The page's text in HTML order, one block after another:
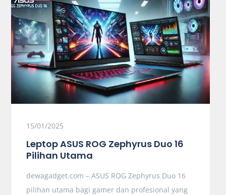
15/01/2025
Leptop ASUS ROG Zephyrus Duo 16
Pilihan Utama
dewagadget.com – ASUS ROG Zephyrus Duo 16
pilihan utama bagi gamer dan profesional yang